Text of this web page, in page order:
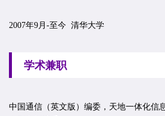
2007年9月-至今 清华大学
学术兼职
中国通信（英文版）编委，天地一体化信